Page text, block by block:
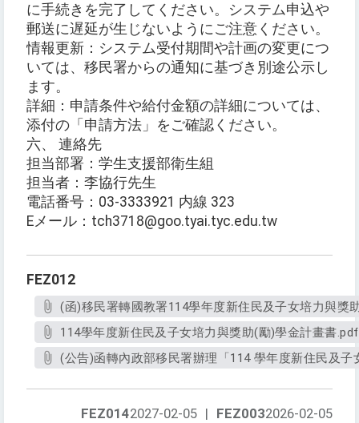
に手続きを完了してください。システム申込や
郵送に遅延が生じないようにご注意ください。
情報更新：システム受付期間や計画の変更につ
いては、移民署からの通知に基づき別途公示し
ます。
詳細：申請条件や給付金額の詳細については、
添付の「申請方法」をご確認ください。
六、 連絡先
担当部署：学生支援部衛生組
担当者：李協行先生
電話番号：03-3333921 内線 323
Eメール：tch3718@goo.tyai.tyc.edu.tw
FEZ012
(函)移民署轉國教署114學年度新住民及子女培力與獎
114學年度新住民及子女培力與獎助(勵)學金計畫書.pdf
(公告)函轉內政部移民署辦理「114 學年度新住民及
FEZ0032026-02-05
FEZ0142027-02-05 |